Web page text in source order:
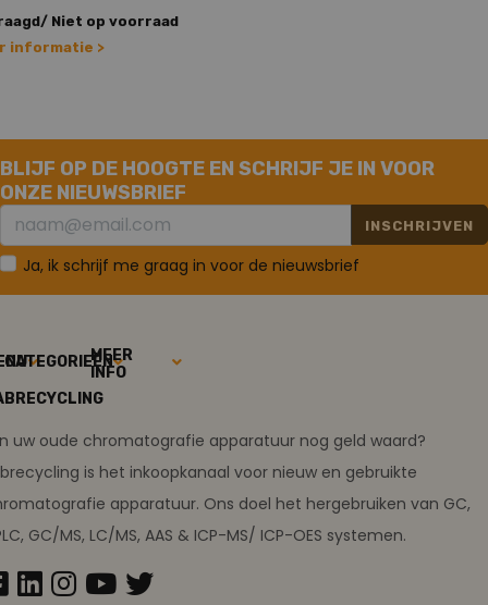
Niet op voorraad
informatie >
BLIJF OP DE HOOGTE EN SCHRIJF JE IN VOOR
ONZE NIEUWSBRIEF
INSCHRIJVEN
Ja, ik schrijf me graag in voor de nieuwsbrief
CATEGORIEËNMEER
INFO
uw oude chromatografie apparatuur nog geld waard?
is het inkoopkanaal voor nieuw en gebruikte
apparatuur. Ons doel het hergebruiken van GC,
GC/MS, LC/MS, AAS & ICP-MS/ ICP-OES systemen.